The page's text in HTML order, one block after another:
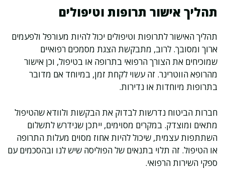
תהליך אישור תרופות וטיפולים
תהליך האישור לתרופות וטיפולים יכול להיות מעורפל ולפעמים
ארוך ומסובך. לרוב, מתבקשת הצגת מסמכים רפואיים
שמוכיחים את הצורך הרפואי בתרופה או בטיפול, וכן אישור
מהרופא הווטרינר. זה עשוי לקחת זמן, במיוחד אם מדובר
בתרופות מיוחדות או נדירות.
חברות הביטוח נדרשות לבדוק את הבקשות ולוודא שהטיפול
מתאים ומוצדק. במקרים מסוימים, ייתכן שנידרש לתשלום
השתתפות עצמית, שיכול להיות אחוז מסוים מעלות התרופה
או הטיפול. זה תלוי בתנאים של הפוליסה שיש לנו ובהסכמים עם
ספקי השירות הרפואי.